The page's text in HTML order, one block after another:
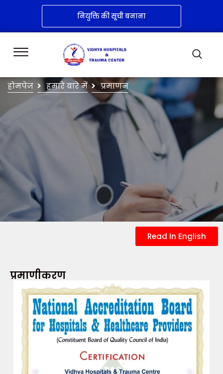
नियुक्ति की सूची बनाना
होमपेज हमारे बारे में प्रमाणन
Read In English
प्रमाणीकरण